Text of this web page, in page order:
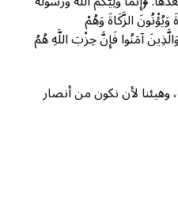
وَيُؤْتُونَ الزَّكَاةَ وَهُمْ
آمَنُوا فَإِنَّ حِزْبَ اللَّهِ هُمُ
وهيئنا لأن نكون من أنصار